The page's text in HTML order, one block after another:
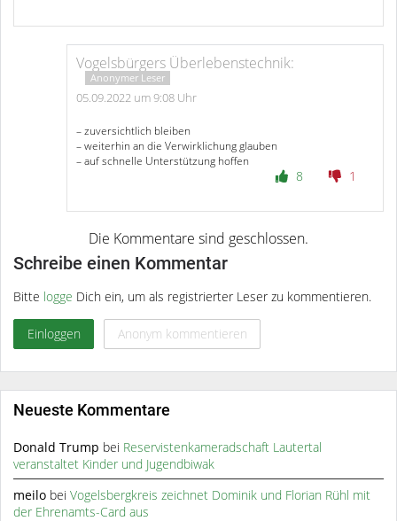
Vogelsbürgers Überlebenstechnik:
05.09.2022 um 9:08 Uhr
– zuversichtlich bleiben
– weiterhin an die Verwirklichung glauben
– auf schnelle Unterstützung hoffen
8 1
Schreibe einen Kommentar
Bitte logge Dich ein, um als registrierter Leser zu kommentieren.
Einloggen Anonym kommentieren
Neueste Kommentare
Donald Trump bei Reservistenkameradschaft Lautertal
veranstaltet Kinder und Jugendbiwak
meilo beiVogelsbergkreis zeichnet Dominik und Florian Rühl mit
der Ehrenamts-Card aus